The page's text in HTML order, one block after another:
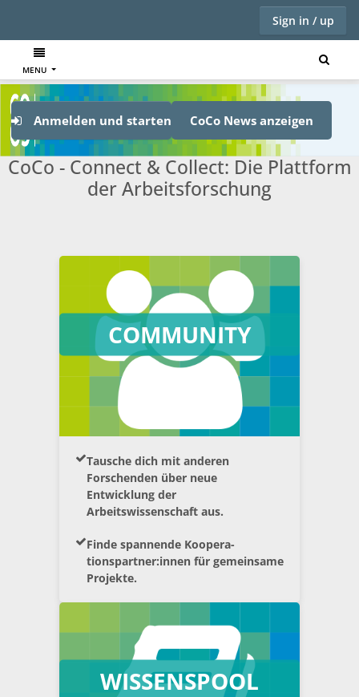
Sign in / up
MENU
Anmelden und starten CoCo News anzeigen
CoCo - Connect & Collect: Die Plattform
der Arbeitsforschung
COMMUNITY
Tausche dich mit anderen
Forschenden über neue
Entwicklung der
Arbeitswissenschaft aus.
Finde spannende Koopera-
tionspartner:innen für gemeinsame
Projekte.
WISSENSPOOL